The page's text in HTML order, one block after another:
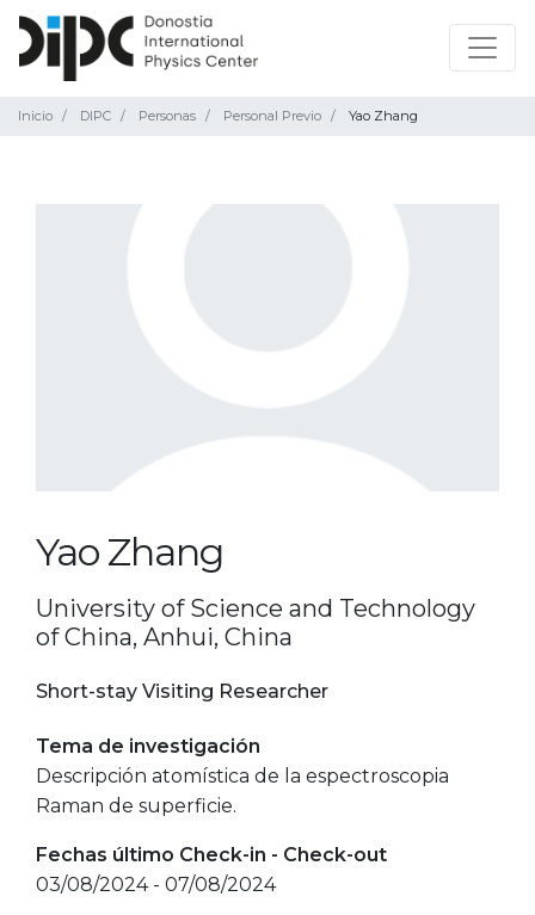
Inicio DIPC Personas Personal Previo Yao Zhang
Yao Zhang
University of Science and Technology
of China, Anhui, China
Short-stay Visiting Researcher
Tema de investigación
Descripción atomística de la espectroscopia
Raman de superficie.
Fechas último Check-in - Check-out
03/08/2024 - 07/08/2024